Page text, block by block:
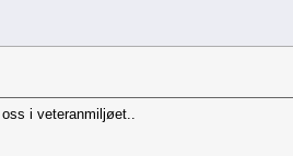
i veteranmiljøet..